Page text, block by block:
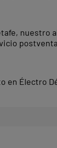
nuestro
en Électro